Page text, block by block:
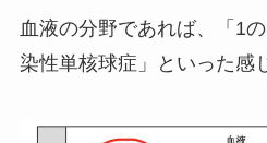
血液の分野であれば、「1
染性単核球症」といった感